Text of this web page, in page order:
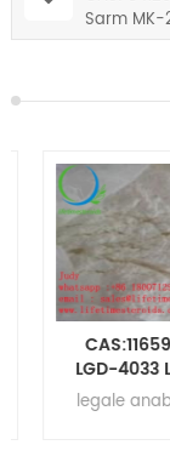
Sarm MK-
LGD-4033
Sarm
Stück /